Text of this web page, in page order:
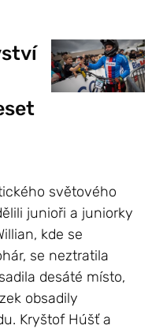
světového
junioři a juniorky
kde se
se neztratila
desáté místo,
obsadily
Kryštof Húšť a